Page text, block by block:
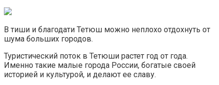
В тиши и благодати Тетюш можно неплохо отдохнуть от
шума больших городов.
Туристический поток в Тетюши растет год от года.
Именно такие малые города России, богатые своей
историей и культурой, и делают ее славу.